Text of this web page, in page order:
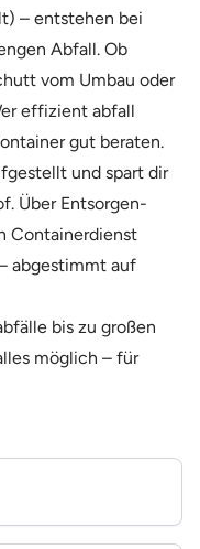
– entstehen bei
Abfall. Ob
vom Umbau oder
effizient abfall
gut beraten.
und spart dir
Über Entsorgen-
Containerdienst
abgestimmt auf
bis zu großen
möglich – für